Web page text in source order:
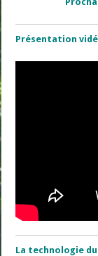
Présentation
La technologie